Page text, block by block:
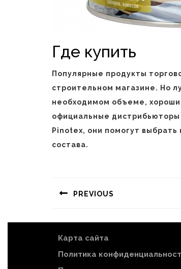
Где купить
Популярные продукты
строительном магазине. Но
необходимом объеме,
официальные дистрибьюторы
Pinotex, они помогут
состава.
по
PREVIOUS
Карта сайта
Политика